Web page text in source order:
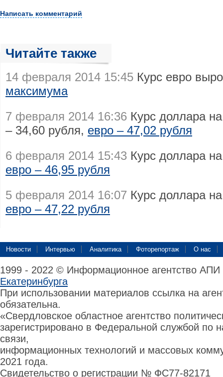
Написать комментарий
Читайте также
14 февраля 2014 15:45 Курс евро
максимума
7 февраля 2014 16:36 Курс доллара
– 34,60 рубля, евро – 47,02 рубля
6 февраля 2014 15:43 Курс доллара
евро – 46,95 рубля
5 февраля 2014 16:07 Курс доллара
евро – 47,22 рубля
Новости Интервью Аналитика Фоторепортаж О нас
1999 - 2022 © Информационное агентство
Екатеринбурга
При использовании материалов ссылка на
обязательна.
«Свердловское областное агентство
зарегистрировано в Федеральной службой по
связи,
информационных технологий и массовых
2021 года.
Свидетельство о регистрации № ФС77-82171